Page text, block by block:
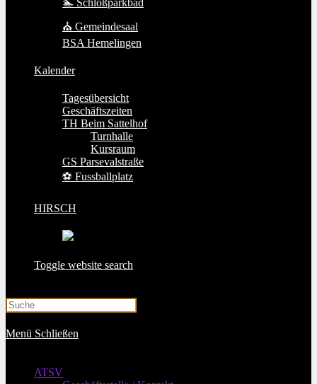
🏊 Schloßparkbad
⛪ Gemeindesaal
BSA Hemelingen
Kalender
Tagesübersicht
Geschäftszeiten
TH Beim Sattelhof
Turnhalle
Kursraum
GS Parsevalstraße
⚽ Fussballplatz
HIRSCH
Toggle website search
Menü Schließen
ATSV